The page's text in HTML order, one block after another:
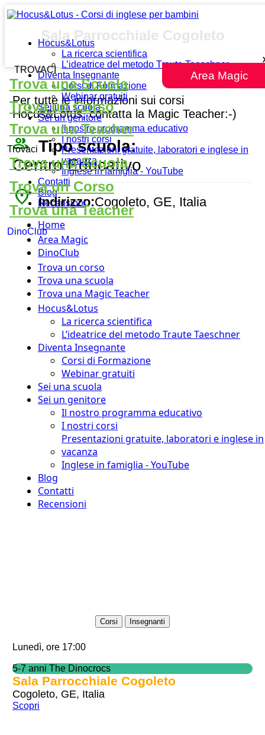
Hocus&Lotus
La ricerca scientifica
L’ideatrice del metodo Traute Taeschner
Diventa Insegnante
Corsi di Formazione
Webinar gratuiti
Sei una scuola
Sei un genitore
Il nostro programma educativo
I nostri corsi
Presentazioni gratuite, laboratori e inglese in
vacanza
Inglese in famiglia - YouTube
Contatti
Blog
Recensioni
Home
Area Magic
DinoClub
Trova un corso
Trova una scuola
Trova una Magic Teacher
Hocus&Lotus
La ricerca scientifica
L’ideatrice del metodo Traute Taeschner
Diventa Insegnante
Corsi di Formazione
Webinar gratuiti
Sei una scuola
Sei un genitore
Il nostro programma educativo
I nostri corsi
Presentazioni gratuite, laboratori e inglese in
vacanza
Inglese in famiglia - YouTube
Blog
Contatti
Recensioni
Area Magic
TROVACI
Trova una Scuola
Trova un Corso
Trova una Teacher
Trovaci
Trova una Scuola
Trova un Corso
Trova una Teacher
DinoClub
Sala Parrocchiale Cogoleto
Per tutte le informazioni sui corsi
Hocus&Lotus, contatta la Magic Teacher:-)
people_outline Tipo scuola:
Centro Educativo
place Indirizzo:Cogoleto, GE, Italia
Corsi Insegnanti
Lunedì, ore 17:00
5-7 anni The Dinocrocs
Sala Parrocchiale Cogoleto
Cogoleto, GE, Italia
Scopri